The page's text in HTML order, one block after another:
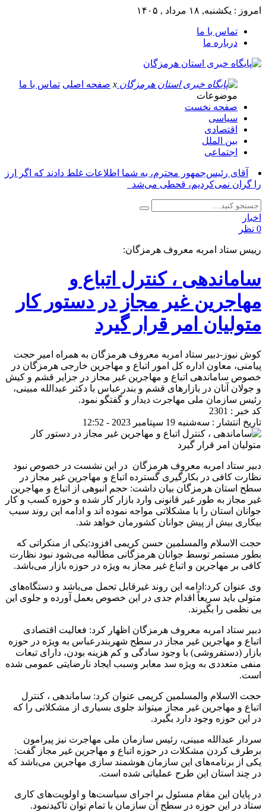
امروز : یکشنبه, ۱۸ مرداد , ۱۴۰۵
تماس با ما
درباره ما
x صفحه اصلی تماس با ما
موضوعات
صفحه نخست
سیاسی
اقتصادی
بین الملل
اجتماعی
آقای رئیس‌جمهور محترم، به شما اطلاعات غلط دادند که اگر ارز
را گران نمی‌کردیم، قحطی می‌شد_
اخبار
0 نظر
رییس ستاد امربه معروف هرمزگان:
ساماندهی ، کنترل اتباع و
مهاجرین غیر مجاز در دستور کار
متولیان امر قرار گیرد
کوش نیوز-دبیر ستاد امربه معروف هرمزگان به همراه امیر حجت
پیامنی، معاون اداره کل امور اتباع و مهاجرین خارجی هرمزگان در
خصوص ساماندهی اتباع و مهاجرین غیر مجاز در جزایر قشم و کیش
و جولان آنان در بازار‌های قشم و بندرعباس با دکتر عبدالله مبینی،
رئیس سازمان ملی مهاجرت دیدار و گفتگو نمود.
کد خبر : 2301
تاریخ انتشار : سه‌شنبه 19 سپتامبر 2023 - 12:52
دبیر ستاد امربه معروف هرمزگان در این نشست در خصوص نبود
نظارت کافی در بکارگیری گسترده اتباع و مهاجرین غیر مجاز در
سطح استان هرمزگان بیان داشت: حجم انبوهی از اتباع و مهاجرین
غیر مجاز به طور غیر قانونی وارد بازار کار شده و حوزه کسب و کار
جوانان استان را با مشکلاتی مواجه نموده اند و ادامه این روند سبب
بیکاری بیش از پیش جوانان کشورمان خواهد شد.
حجت الاسلام والمسلمین حسن کریمی افزود:یکی از منکراتی که
بطور مستمر توسط جوانان هرمزگانی مطالبه می‌شود نبود نظارت
کافی بر مهاجرین و اتباع غیر مجاز به ویژه در حوزه بازار می‌باشد.
وی عنوان کرد:ادامه این روند غیرقابل تحمل می‌باشد و دستگاه‌های
متولی باید سریعاً اقدام جدی در این خصوص بعمل آورده و جلوی این
بی نظمی را بگیرند.
دبیر ستاد امربه معروف هرمزگان اظهار کرد: فعالیت اقتصادی
اتباع و مهاجرین غیر مجاز در سطح شهربندرعباس به ویژه در حوزه
بازار (دستفروشی) با وجود سادگی و کم هزینه بودن، دارای تبعات
منفی متعددی به ویژه سد معابر وسبب ایجاد نارضایتی عمومی شده
است.
حجت الاسلام والمسلمین کریمی عنوان کرد: ساماندهی ، کنترل
اتباع و مهاجرین غیر مجاز میتواند جلوی بسیاری از مشکلاتی را که
در این حوزه وجود دارد بگیرد.
سردار عبدالله مبینی، رئیس سازمان ملی مهاجرت نیز پیرامون
برطرف کردن مشکلات در حوزه اتباع و مهاجرین غیر مجاز گفت:
یکی از برنامه‌های این سازمان هوشمند سازی مهاجرین می‌باشد که
در چند استان این طرح عملیاتی شده است.
در پایان این مقام مسئول بر اجرای سیاست‌ها و اولویت‌های کاری
ستاد در این حوزه در سطح آن سازمان با تمام توان تاکیدنمود.